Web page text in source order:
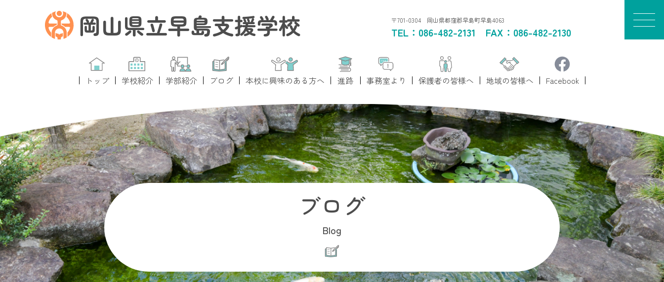
岡山県立早島支援学校 〒701-0304 岡山県都窪郡早島町早島4063
TEL： 086-482-2131 FAX：086-482-2130
トップ 学校紹介 学部紹介 ブログ 本校に興味のある方へ 進路 事務室より 保護者の皆様へ 地域の皆様へ Facebook
ブログ
Blog